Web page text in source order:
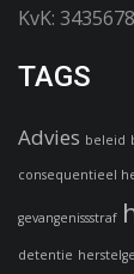
KvK:
TAGS
Advies beleid
consequentieel
gevangenissstraf
detentie